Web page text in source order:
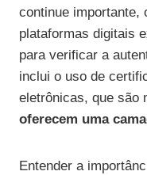
continue importante,
plataformas digitais
para verificar a
inclui o uso de
eletrônicas, que são
oferecem uma
Entender a